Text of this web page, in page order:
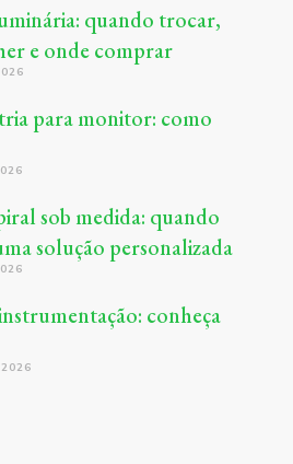
quando trocar,
e onde comprar
para monitor: como
sob medida: quando
solução personalizada
conheça